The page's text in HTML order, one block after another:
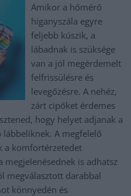
Amikor a hőmérő
higanyszála egyre
feljebb kúszik, a
lábadnak is szüksége
van a jól megérdemelt
felfrissülésre és
levegőzésre. A nehéz,
zárt cipőket érdemes
hogy helyet adjanak a
lábbeliknek. A megfelelő
a komfortérzetedet
is adhatsz
megválasztott darabbal
könnyedén és